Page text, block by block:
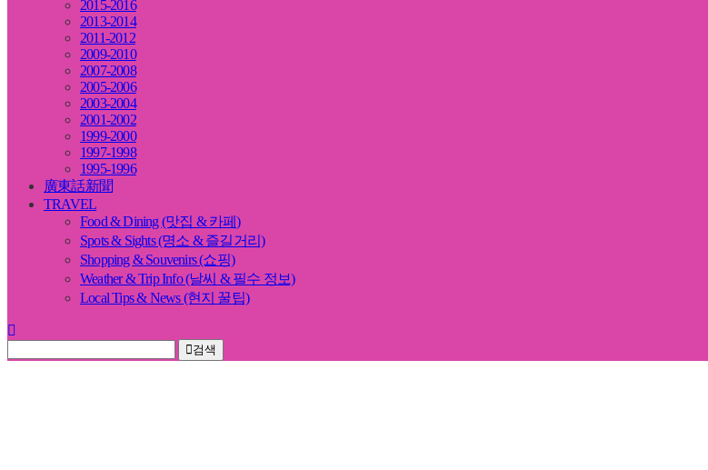
2015-2016
2013-2014
2011-2012
2009-2010
2007-2008
2005-2006
2003-2004
2001-2002
1999-2000
1997-1998
1995-1996
廣東話新聞
TRAVEL
Food & Dining (맛집 & 카페)
Spots & Sights (명소 & 즐길거리)
Shopping & Souvenirs (쇼핑)
Weather & Trip Info (날씨 & 필수 정보)
Local Tips & News (현지 꿀팁)
검색